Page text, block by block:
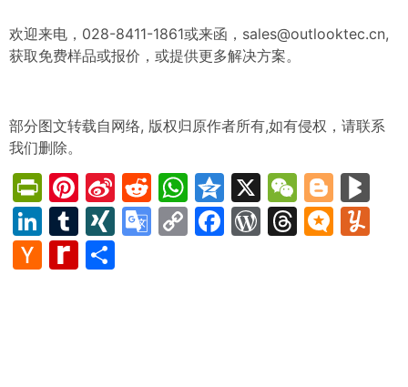
欢迎来电，028-8411-1861或来函， sales@outlooktec.cn,
获取免费样品或报价，或提供更多解决方案。
部分图文转载自网络, 版权归原作者所有,如有侵权，请联系
我们删除。
PrintFriendly
Pinterest
Sina
Weibo
Reddit
WhatsApp
Qzone
X WeChat
LinkedIn
Tumblr
XINGGoogle
CopyFacebook
WordPress
Hacker
Rediff